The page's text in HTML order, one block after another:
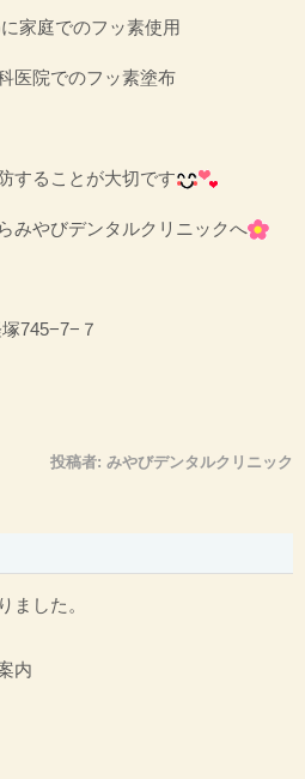
庭でのフッ素使用
院でのフッ素塗布
ることが大切です
みやびデンタルクリニックへ
745−7−７
投稿者: みやびデンタルクリニック
ました。
内